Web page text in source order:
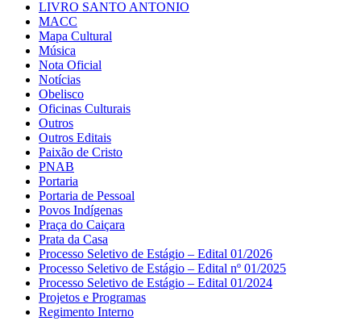
LIVRO SANTO ANTONIO
MACC
Mapa Cultural
Música
Nota Oficial
Notícias
Obelisco
Oficinas Culturais
Outros
Outros Editais
Paixão de Cristo
PNAB
Portaria
Portaria de Pessoal
Povos Indígenas
Praça do Caiçara
Prata da Casa
Processo Seletivo de Estágio – Edital 01/2026
Processo Seletivo de Estágio – Edital nº 01/2025
Processo Seletivo de Estágio – Edital 01/2024
Projetos e Programas
Regimento Interno